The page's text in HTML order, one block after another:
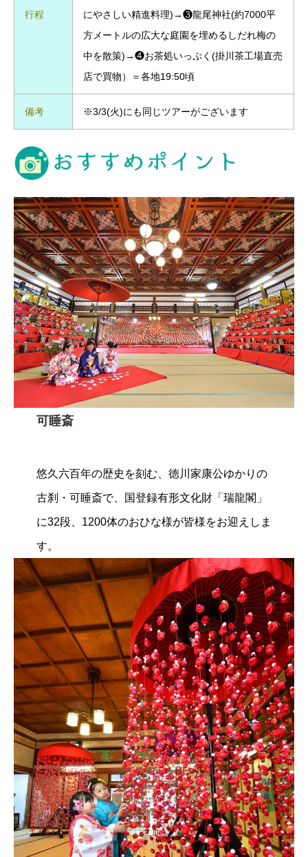
行程
にやさしい精進料理)→❸龍尾神社(約7000平
方メートルの広大な庭園を埋めるしだれ梅の
中を散策)→❹お茶処いっぷく(掛川茶工場直売
店で買物）＝各地19:50頃
備考 ※3/3(火)にも同じツアーがございます
可睡斎
悠久六百年の歴史を刻む、徳川家康公ゆかりの
古刹・可睡斎で、国登録有形文化財「瑞龍閣」
に32段、1200体のおひな様が皆様をお迎えしま
す。